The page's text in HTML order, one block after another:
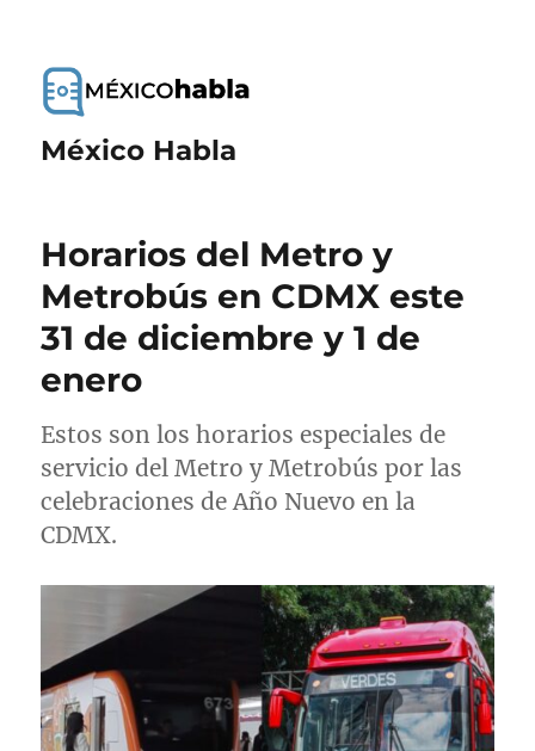
México Habla
Horarios del Metro y
Metrobús en CDMX este
31 de diciembre y 1 de
enero
Estos son los horarios especiales de
servicio del Metro y Metrobús por las
celebraciones de Año Nuevo en la
CDMX.